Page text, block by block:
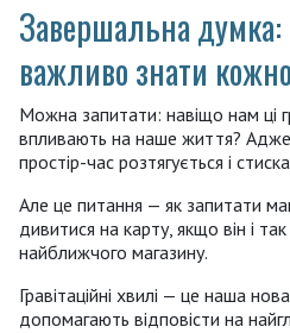
Завершальна
важливо знати
Можна запитати: навіщо нам ці
впливають на наше життя?
простір-час розтягується і
Але це питання — як запитати
дивитися на карту, якщо він і
найближчого магазину.
Гравітаційні хвилі — це наша
допомагають відповісти на